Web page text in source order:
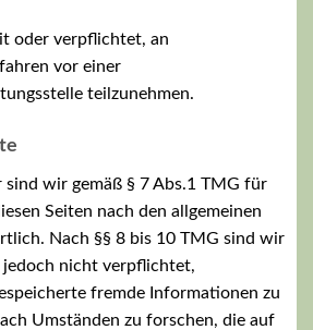
oder verpflichtet, an
vor einer
teilzunehmen.
wir gemäß § 7 Abs.1 TMG für
Seiten nach den allgemeinen
Nach §§ 8 bis 10 TMG sind wir
jedoch nicht verpflichtet,
fremde Informationen zu
Umständen zu forschen, die auf